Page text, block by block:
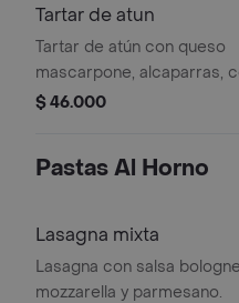
Tartar de atun
Tartar de atún con queso
mascarpone, alcaparras,
morada y emulsión de
$ 46.000
Pastas Al Horno
Lasagna mixta
Lasagna con salsa
mozzarella y parmesano.